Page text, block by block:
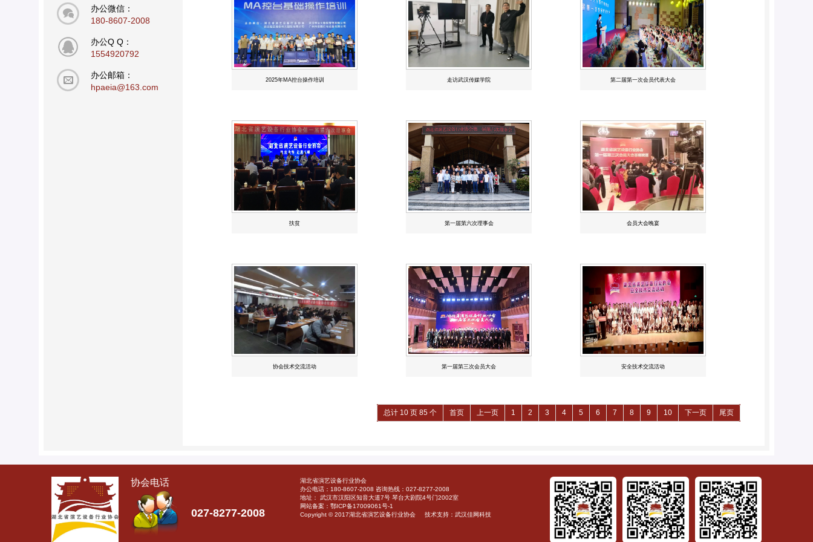
办公微信：
180-8607-2008
办公Q Q：
1554920792
办公邮箱：
hpaeia@163.com
2025年MA控台操作培训 走访武汉传媒学院 第二届第一次会员代表大会
扶贫 第一届第六次理事会 会员大会晚宴
协会技术交流活动 第一届第三次会员大会 安全技术交流活动
总计 10 页 85 个 首页 上一页 1 2 3 4 5 6 7 8 9 10 下一页 尾页
协会电话
027-8277-2008
湖北省演艺设备行业协会
办公电话：180-8607-2008 咨询热线：027-8277-2008
地址： 武汉市汉阳区知音大道7号 琴台大剧院4号门2002室
网站备案：鄂ICP备17009061号-1
Copyright © 2017湖北省演艺设备行业协会 技术支持：武汉佳网科技